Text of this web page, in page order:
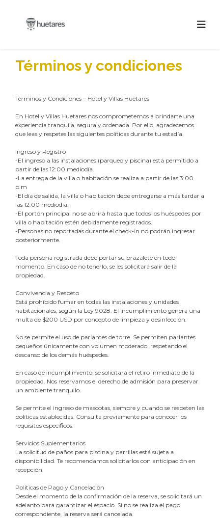
Términos y condiciones
Términos y Condiciones – Hotel y Villas Huetares
En Hotel y Villas Huetares nos comprometemos a brindarte una
experiencia tranquila, segura y ordenada. Por ello, agradecemos
que leas y respetes las siguientes políticas durante tu estadía.
Ingreso y Registro
-El ingreso a las instalaciones (parqueo y piscina) está permitido a
partir de las 12:00 mediodía.
-La entrega de la villa o habitación se realiza a partir de las 3:00
p.m
-El día de salida, la villa o habitación debe entregarse a más tardar a
las 12:00 mediodía.
-El portón principal no se abrirá hasta que todos los huéspedes por
villa o habitación estén debidamente registrados.
-Personas no reportadas durante el check-in no podrán ingresar
posteriormente.
Toda persona registrada debe portar su brazalete en todo
momento. En caso de no tenerlo, se les solicitará salir de la
propiedad.
Convivencia y Respeto
Está prohibido fumar en todas las instalaciones y unidades
habitacionales, según la Ley 9028. El incumplimiento genera una
multa de $200 USD por concepto de limpieza y desinfección.
No se permite el uso de parlantes de torre. Se permiten parlantes
pequeños únicamente con volumen moderado, respetando el
descanso de los demás huéspedes.
En caso de incumplimiento, se solicitará el retiro inmediato de la
propiedad. Nos reservamos el derecho de admisión para preservar
un ambiente tranquilo.
Se permite el ingreso de mascotas, siempre y cuando se respeten las
políticas establecidas. Consulta previamente para conocer los
requisitos específicos.
Servicios Suplementarios
La solicitud de paños para piscina y parrillas está sujeta a
disponibilidad. Te recomendamos solicitarlos con anticipación en
recepción.
Políticas de Pago y Cancelación
Desde el momento de la confirmación de la reserva, se solicitará un
adelanto para garantizar el espacio. Si no se realiza el pago
correspondiente, la reserva será cancelada.